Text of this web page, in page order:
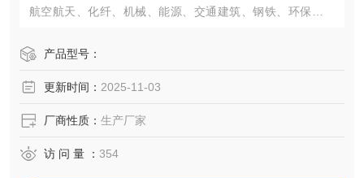
航空航天、化纤、机械、能源、交通建筑、钢铁、环保、制
水利电力、热力造纸、市政管理等领域中的电子秤、汽车
称、定量包装系统。
产品型号：
更新时间： 2025-11-03
厂商性质： 生产厂家
访 问 量 ： 354